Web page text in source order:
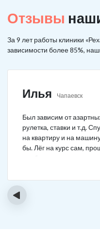
Отзывы
За 9 лет работы клиники
зависимости более 85%,
Илья Чапаевск
Был зависим от
рулетка, ставки и т.д.
на квартиру и на
бы. Лёг на курс сам,
реабилитации, не
перекинуться в
6 месяцев, боюсь
‹